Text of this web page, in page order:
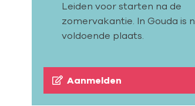
Leiden voor starten na de
zomervakantie. In Gouda is
voldoende plaats.
Aanmelden